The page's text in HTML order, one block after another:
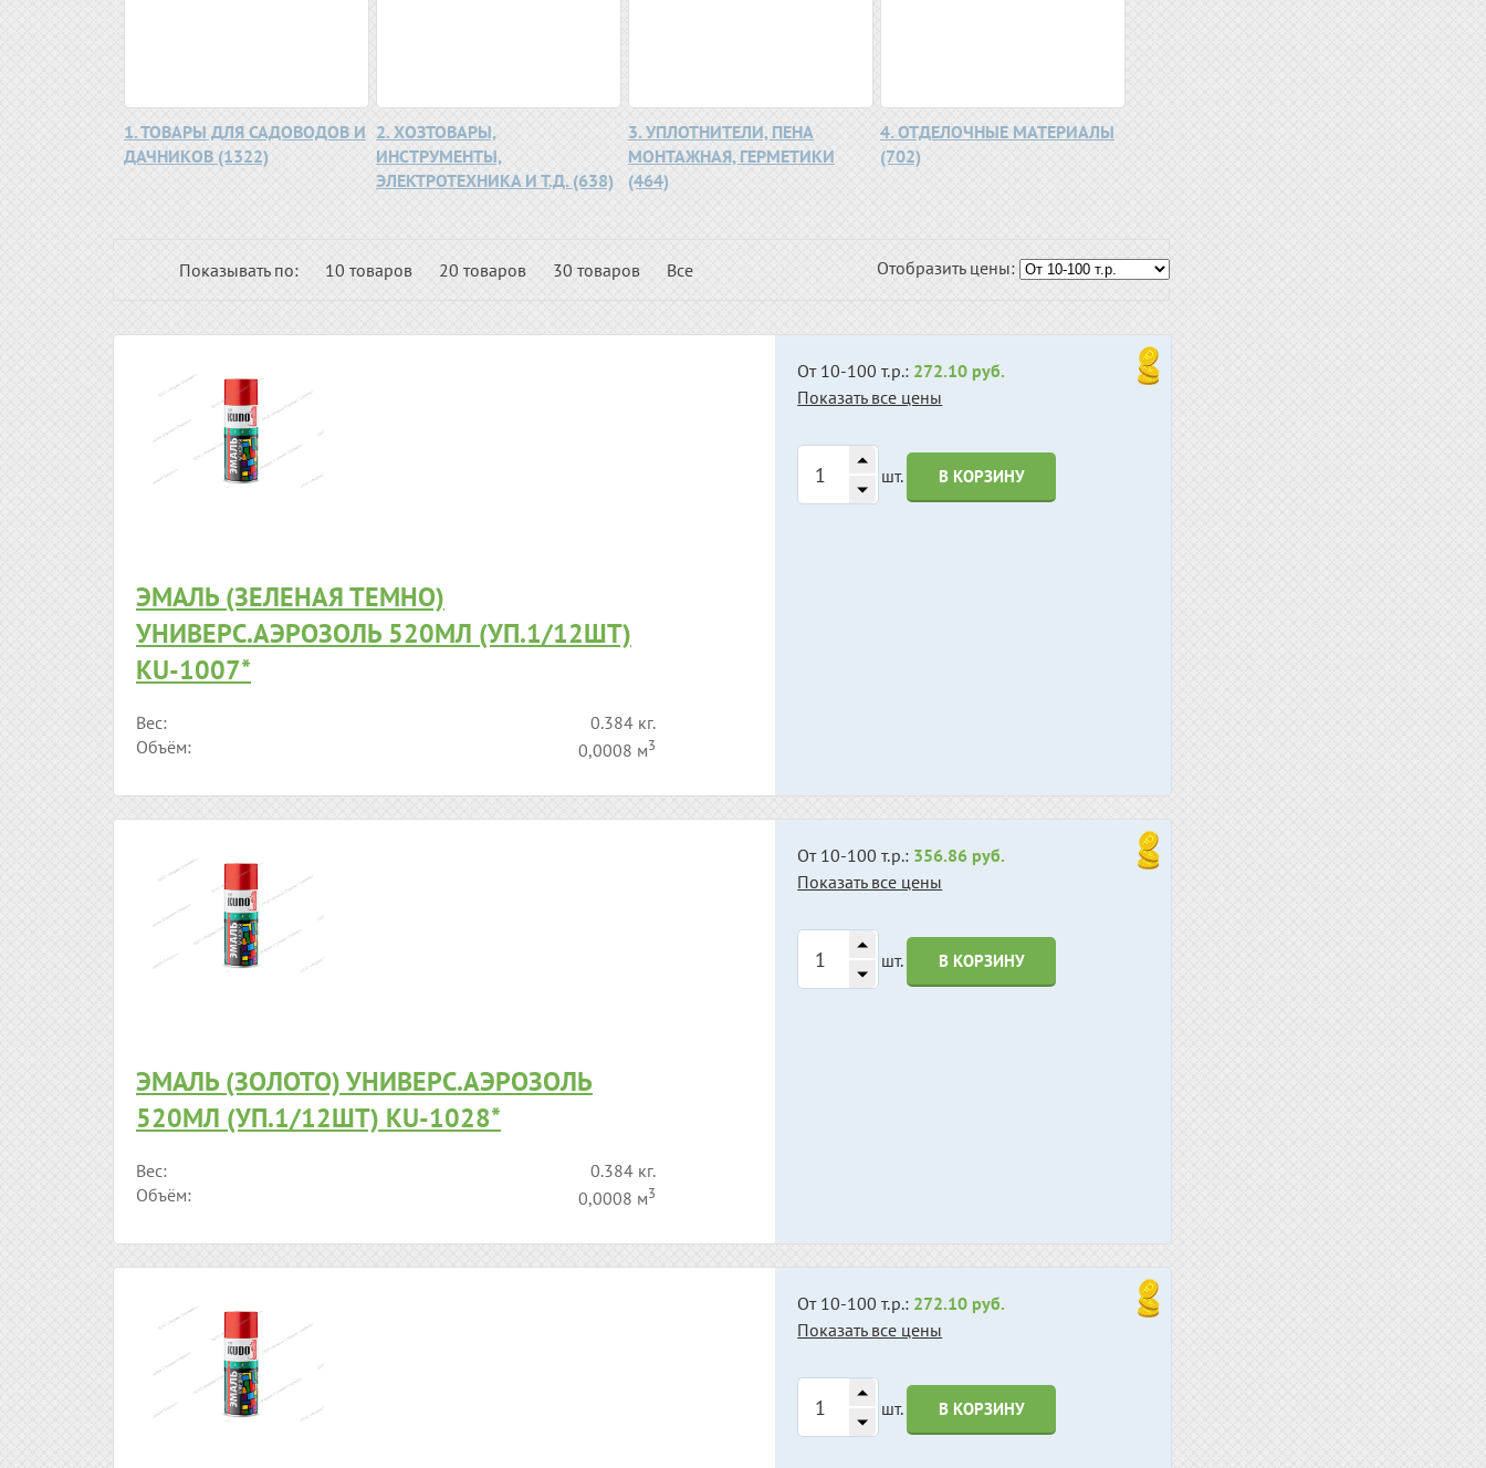
1. ТОВАРЫ ДЛЯ САДОВОДОВ И
ДАЧНИКОВ (1322)
2. ХОЗТОВАРЫ,
ИНСТРУМЕНТЫ,
ЭЛЕКТРОТЕХНИКА И Т.Д. (638)
3. УПЛОТНИТЕЛИ, ПЕНА
МОНТАЖНАЯ, ГЕРМЕТИКИ
(464)
4. ОТДЕЛОЧНЫЕ МАТЕРИАЛЫ
(702)
Показывать по: 10 товаров 20 товаров 30 товаров Все Отобразить цены:
ЭМАЛЬ (ЗЕЛЕНАЯ ТЕМНО)
УНИВЕРС.АЭРОЗОЛЬ 520МЛ (УП.1/12ШТ)
KU-1007*
Вес:
0.384 кг.
Объём:
0,0008 м3
От 10-100 т.р.: 272.10 руб.
Показать все цены
шт. В КОРЗИНУ
ЭМАЛЬ (ЗОЛОТО) УНИВЕРС.АЭРОЗОЛЬ
520МЛ (УП.1/12ШТ) KU-1028*
Вес:
0.384 кг.
Объём:
0,0008 м3
От 10-100 т.р.: 356.86 руб.
Показать все цены
шт. В КОРЗИНУ
От 10-100 т.р.: 272.10 руб.
Показать все цены
шт. В КОРЗИНУ